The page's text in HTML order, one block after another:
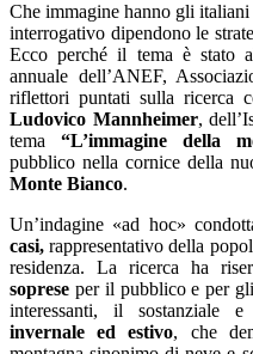
Che immagine hanno gli
interrogativo dipendono le
Ecco perché il tema è stato
annuale dell’ANEF,
riflettori puntati sulla ricerca
Ludovico Mannheimer,
tema “L’immagine della
pubblico nella cornice della
Monte Bianco.
Un’indagine «ad hoc»
casi,rappresentativo della
residenza. La ricerca ha
soprese per il pubblico e per
interessanti, il sostanziale
invernale ed estivo, che